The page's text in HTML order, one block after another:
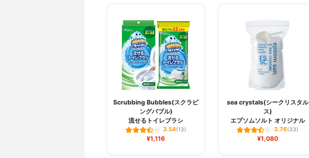
Scrubbing Bubbles(スクラビ
ングバブル)
流せるトイレブラシ
3.54(13)
¥1,116
sea crystals(シークリスタル
ス)
エプソムソルト オリジナル
3.76(33)
¥1,080